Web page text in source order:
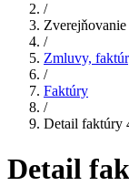
/
Zverejňovanie
/
Zmluvy,
/
Faktúry
/
Detail faktúry
Detail